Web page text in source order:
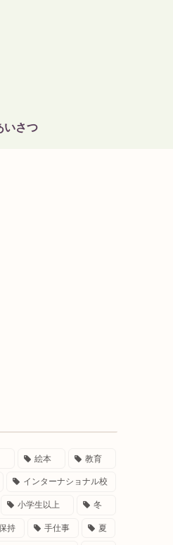
いさつ
絵本 教育
インターナショナル校
小学生以上 冬
持 手仕事 夏